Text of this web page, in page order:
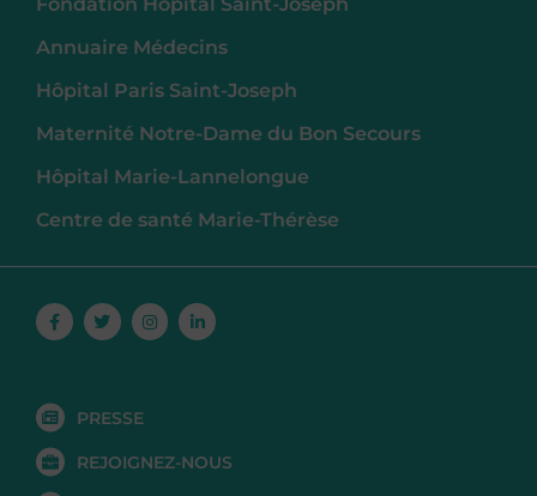
Fondation Hôpital Saint-Joseph
Annuaire Médecins
Hôpital Paris Saint-Joseph
Maternité Notre-Dame du Bon Secours
Hôpital Marie-Lannelongue
Centre de santé Marie-Thérèse
Facebook-
f
TwitterInstagramLinkedin-
in
PRESSE
REJOIGNEZ-NOUS